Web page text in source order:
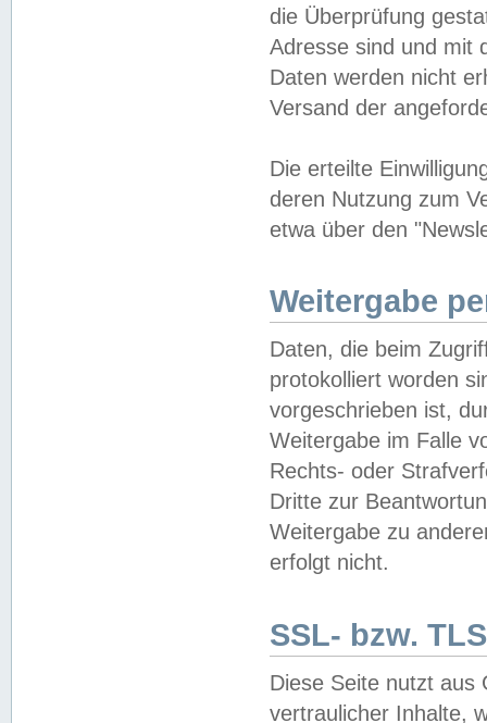
die Überprüfung
Adresse sind und mit
Daten werden nicht
Versand der
Die erteilte
deren Nutzung zum
etwa über den
Weitergabe
Daten, die beim
protokolliert worden
vorgeschrieben ist,
Weitergabe im Falle
Rechts- oder
Dritte zur
Weitergabe zu
erfolgt nicht.
SSL- bzw.
Diese Seite nutzt aus
vertraulicher Inhalte,